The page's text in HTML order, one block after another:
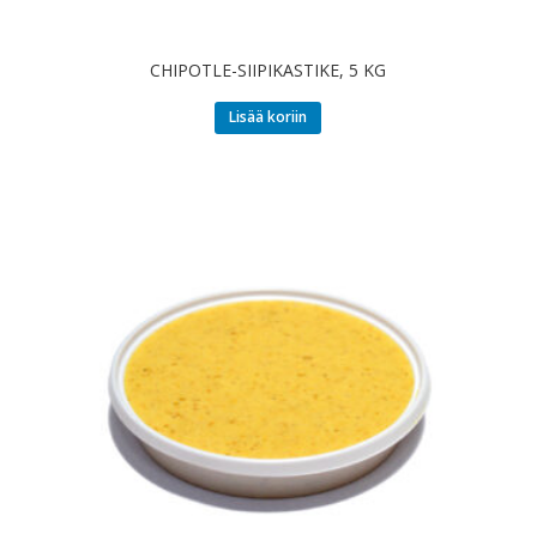
CHIPOTLE-SIIPIKASTIKE, 5 KG
Lisää koriin